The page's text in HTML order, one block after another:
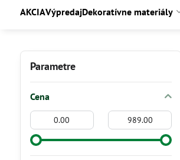
AKCIAVýpredajDekoratívne materiály
Parametre
Cena
Od:
Do: